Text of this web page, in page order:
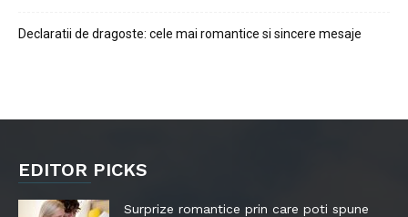
Declaratii de dragoste: cele mai romantice si sincere mesaje
EDITOR PICKS
Surprize romantice prin care poti spune